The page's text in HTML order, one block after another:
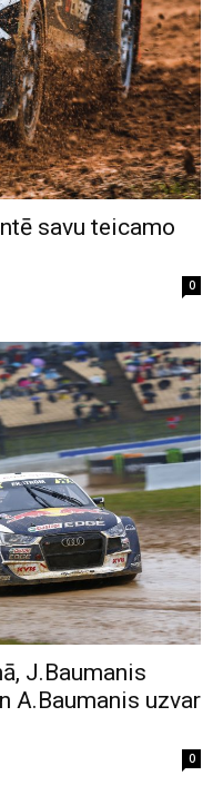
savu teicamo
0
J.Baumanis
A.Baumanis uzvar
0